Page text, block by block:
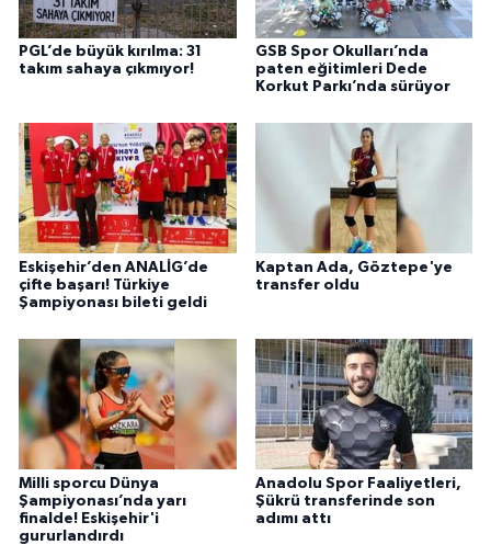
PGL’de büyük kırılma: 31
takım sahaya çıkmıyor!
GSB Spor Okulları’nda
paten eğitimleri Dede
Korkut Parkı’nda sürüyor
Eskişehir’den ANALİG’de
çifte başarı! Türkiye
Şampiyonası bileti geldi
Kaptan Ada, Göztepe'ye
transfer oldu
Milli sporcu Dünya
Şampiyonası’nda yarı
finalde! Eskişehir'i
gururlandırdı
Anadolu Spor Faaliyetleri,
Şükrü transferinde son
adımı attı